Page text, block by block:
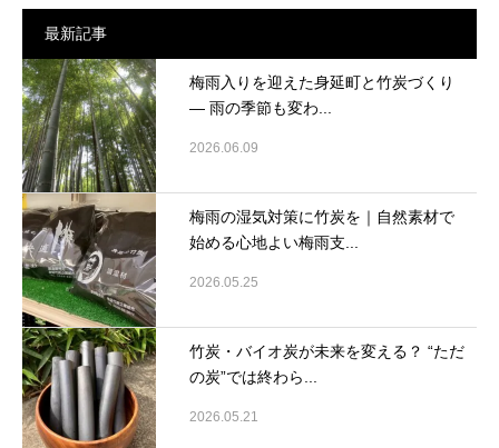
最新記事
梅雨入りを迎えた身延町と竹炭づくり
― 雨の季節も変わ...
2026.06.09
梅雨の湿気対策に竹炭を｜自然素材で
始める心地よい梅雨支...
2026.05.25
竹炭・バイオ炭が未来を変える？ “ただ
の炭”では終わら...
2026.05.21